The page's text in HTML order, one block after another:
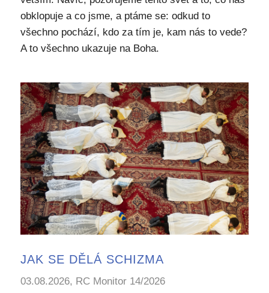
obklopuje a co jsme, a ptáme se: odkud to
všechno pochází, kdo za tím je, kam nás to vede?
A to všechno ukazuje na Boha.
JAK SE DĚLÁ SCHIZMA
03.08.2026, RC Monitor 14/2026